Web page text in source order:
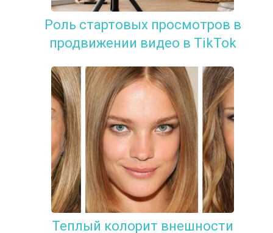
Роль стартовых просмотров в
продвижении видео в TikTok
Теплый колорит внешности